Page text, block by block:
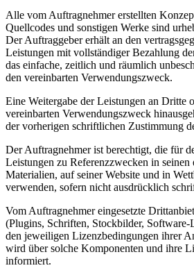
Alle vom Auftragnehmer erstellten
Quellcodes und sonstigen Werke sind
Der Auftraggeber erhält an den
Leistungen mit vollständiger Bezahlung
das einfache, zeitlich und räumlich
den vereinbarten Verwendungszweck.
Eine Weitergabe der Leistungen an Dritte
vereinbarten Verwendungszweck
der vorherigen schriftlichen Zustimmung
Der Auftragnehmer ist berechtigt, die für
Leistungen zu Referenzzwecken in
Materialien, auf seiner Website und in
verwenden, sofern nicht ausdrücklich
Vom Auftragnehmer eingesetzte
(Plugins, Schriften, Stockbilder, Software-
den jeweiligen Lizenzbedingungen ihrer
wird über solche Komponenten und ihre
informiert.